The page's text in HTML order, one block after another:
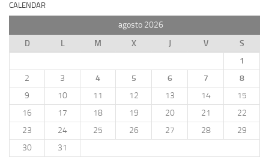
CALENDAR
agosto 2026
D
L M X J V
S
1
2
3 4 5 6 7
8
9
10 11 12 13 14
15
16
17 18 19 20 21
22
23
24 25 26 27 28
29
30
31